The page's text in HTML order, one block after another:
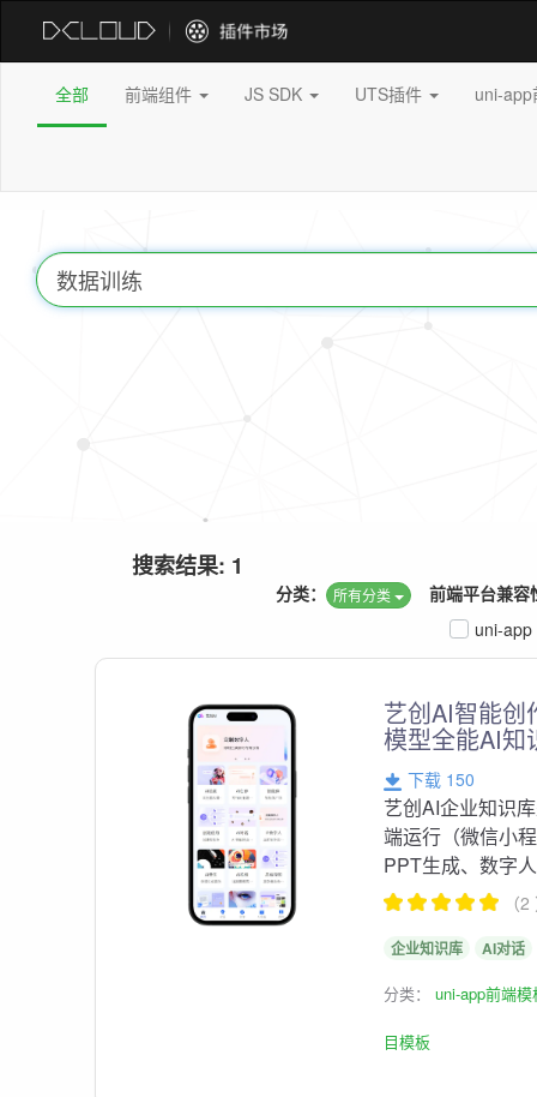
全部 前端组件 JS SDK UTS插件 uni-
搜索结果: 1
前端平台兼容
分类： 所有分类
uni-app
艺创AI智能创
模型全能AI知
下载 150
艺创AI企业知识
端运行（微信小
PPT生成、数字
（
企业知识库 AI对话
分类：uni-app前端模
目模板